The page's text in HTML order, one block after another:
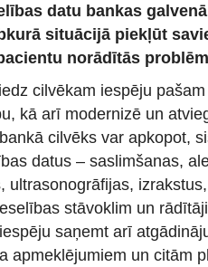
datu bankas
situācijā piekļūt
norādītās
cilvēkam iespēju
kā arī modernizē un
cilvēks var apkopot,
datus – saslimšanas,
ultrasonogrāfijas,
stāvoklim un
saņemt arī
apmeklējumiem un citām